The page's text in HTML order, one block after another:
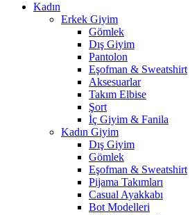
Kadın
Erkek Giyim
Gömlek
Dış Giyim
Pantolon
Eşofman & Sweatshirt
Aksesuarlar
Takım Elbise
Şort
İç Giyim & Fanila
Kadın Giyim
Dış Giyim
Gömlek
Eşofman & Sweatshirt
Pijama Takımları
Casual Ayakkabı
Bot Modelleri